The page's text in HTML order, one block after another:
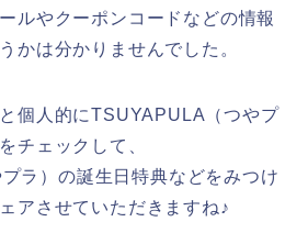
ルやクーポンコードなどの情報
かは分かりませんでした。
個人的にTSUYAPULA（つやプ
チェックして、
ラ）の誕生日特典などをみつけ
アさせていただきますね♪